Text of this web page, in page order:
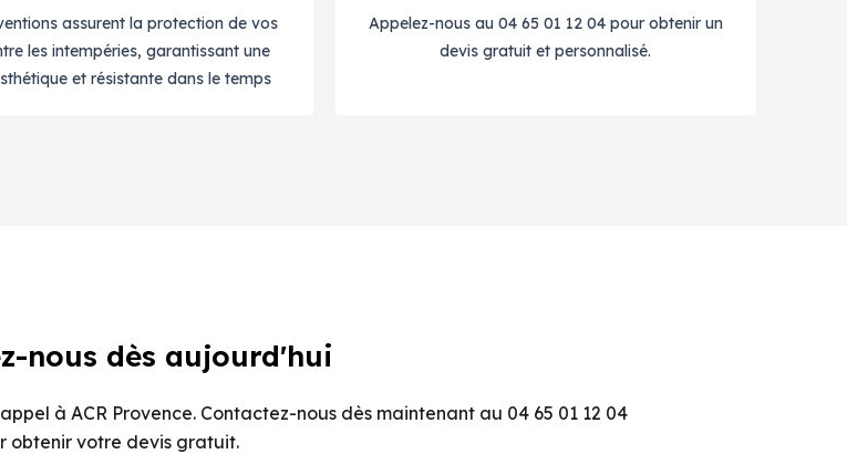
assurent la protection de vos
les intempéries, garantissant une
et résistante dans le temps
Appelez-nous au 04 65 01 12 04 pour obtenir un
devis gratuit et personnalisé.
nous dès aujourd'hui
à ACR Provence. Contactez-nous dès maintenant au 04 65 01 12 04
obtenir votre devis gratuit.